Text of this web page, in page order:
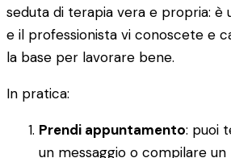
seduta di terapia vera e propria: è
e il professionista vi conoscete e
la base per lavorare bene.
In pratica:
Prendi appuntamento: puoi
un messaggio o compilare un